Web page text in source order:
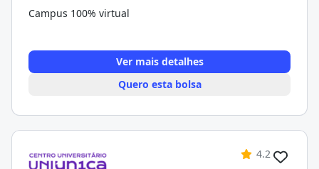
Campus 100% virtual
Ver mais detalhes
Quero esta bolsa
4.2